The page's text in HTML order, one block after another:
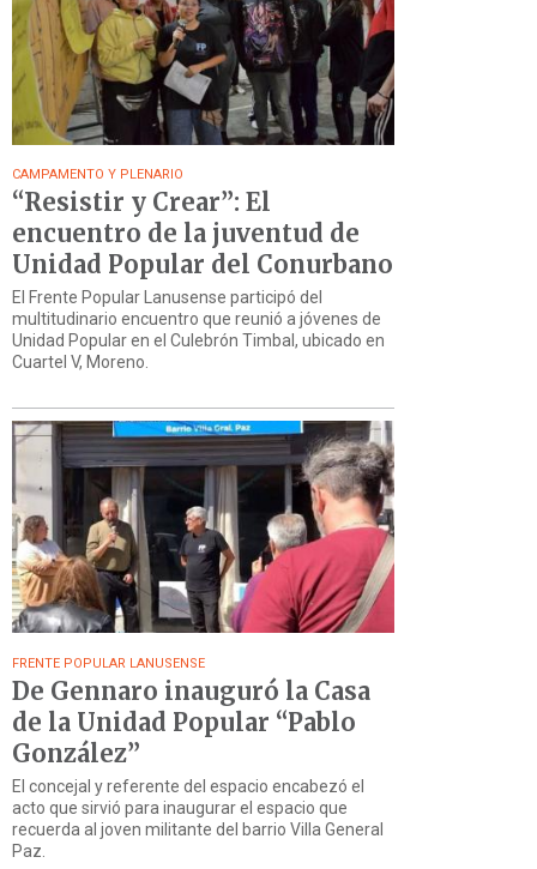
CAMPAMENTO Y PLENARIO
“Resistir y Crear”: El
encuentro de la juventud de
Unidad Popular del Conurbano
El Frente Popular Lanusense participó del
multitudinario encuentro que reunió a jóvenes de
Unidad Popular en el Culebrón Timbal, ubicado en
Cuartel V, Moreno.
FRENTE POPULAR LANUSENSE
De Gennaro inauguró la Casa
de la Unidad Popular “Pablo
González”
El concejal y referente del espacio encabezó el
acto que sirvió para inaugurar el espacio que
recuerda al joven militante del barrio Villa General
Paz.